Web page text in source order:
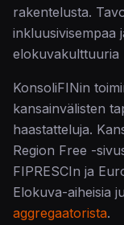
rakentelusta.
inkluusivisempaa
elokuvakulttuuria
KonsoliFINin
kansainvälisten
haastatteluja.
Region Free -
FIPRESCIn ja
Elokuva-aiheisia
aggregaatorista.